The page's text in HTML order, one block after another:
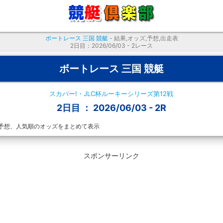
ボートレース 三国 競艇 - 結果,オッズ,予想,出走表
2日目：2026/06/03 - 2レース
ボートレース 三国 競艇
スカパー!・JLC杯ルーキーシリーズ第12戦
2日目 ： 2026/06/03 - 2R
想、人気順のオッズをまとめて表示
スポンサーリンク